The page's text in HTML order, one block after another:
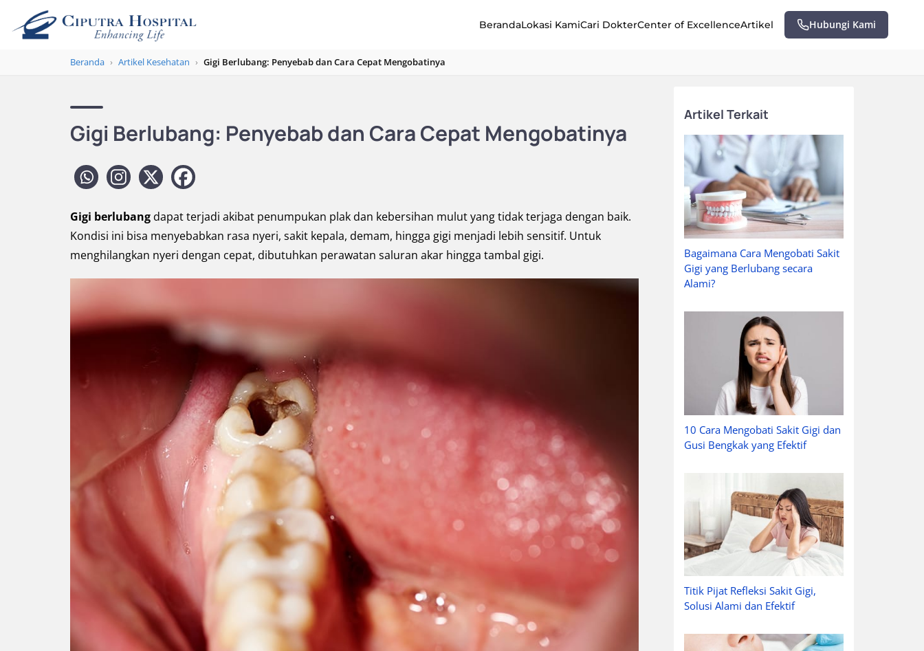
BerandaLokasi KamiCari DokterCenter of ExcellenceArtikel Hubungi Kami
Beranda › Artikel Kesehatan › Gigi Berlubang: Penyebab dan Cara Cepat Mengobatinya
Gigi Berlubang: Penyebab dan Cara Cepat Mengobatinya
Gigi berlubang dapat terjadi akibat penumpukan plak dan kebersihan mulut yang tidak terjaga dengan baik.
Kondisi ini bisa menyebabkan rasa nyeri, sakit kepala, demam, hingga gigi menjadi lebih sensitif. Untuk
menghilangkan nyeri dengan cepat, dibutuhkan perawatan saluran akar hingga tambal gigi.
Artikel Terkait
Bagaimana Cara Mengobati Sakit
Gigi yang Berlubang secara
Alami?
10 Cara Mengobati Sakit Gigi dan
Gusi Bengkak yang Efektif
Titik Pijat Refleksi Sakit Gigi,
Solusi Alami dan Efektif